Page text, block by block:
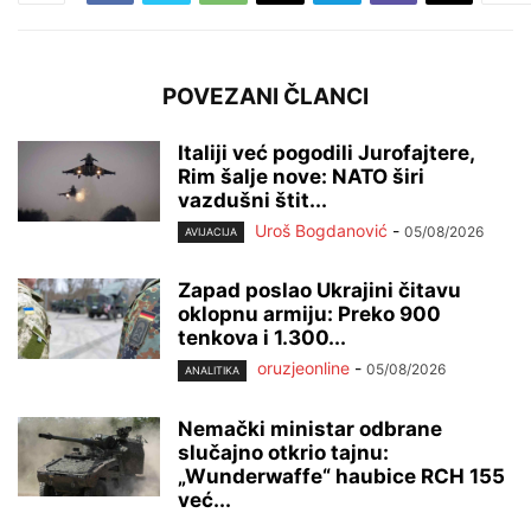
POVEZANI ČLANCI
Italiji već pogodili Jurofajtere,
Rim šalje nove: NATO širi
vazdušni štit...
AVIJACIJA Uroš Bogdanović - 05/08/2026
Zapad poslao Ukrajini čitavu
oklopnu armiju: Preko 900
tenkova i 1.300...
ANALITIKA oruzjeonline - 05/08/2026
Nemački ministar odbrane
slučajno otkrio tajnu:
„Wunderwaffe“ haubice RCH 155
već...